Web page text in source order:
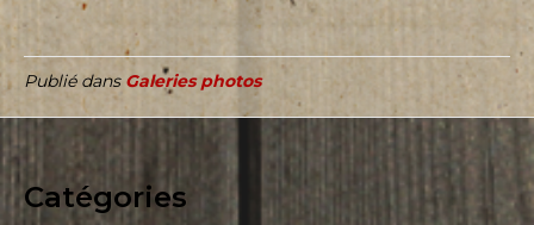
Publié dans Galeries photos
Catégories